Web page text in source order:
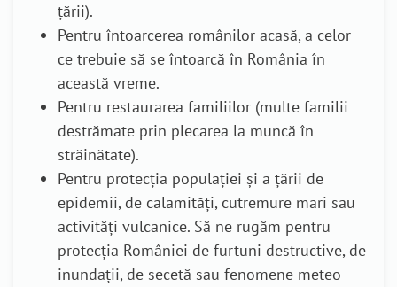
țării).
Pentru întoarcerea românilor acasă, a celor
ce trebuie să se întoarcă în România în
această vreme.
Pentru restaurarea familiilor (multe familii
destrămate prin plecarea la muncă în
străinătate).
Pentru protecția populației și a țării de
epidemii, de calamități, cutremure mari sau
activități vulcanice. Să ne rugăm pentru
protecția României de furtuni destructive, de
inundații, de secetă sau fenomene meteo